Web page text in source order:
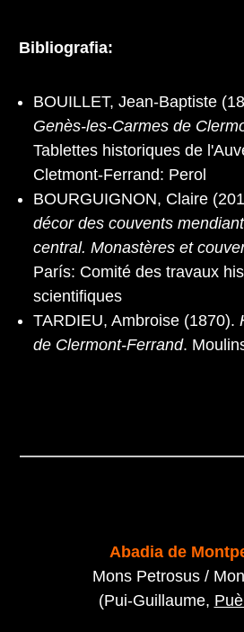
Bibliografia:
BOUILLET, Jean-Baptiste
Genès-les-Carmes de
Tablettes historiques de
Cletmont-Ferrand: Perol
BOURGUIGNON, Claire
décor des couvents
central. Monastères et
París: Comité des travaux
scientifiques
TARDIEU, Ambroise (1870).
de Clermont-Ferrand.
Abadia de
Mons Petrosus /
(Pui-Guillaume,